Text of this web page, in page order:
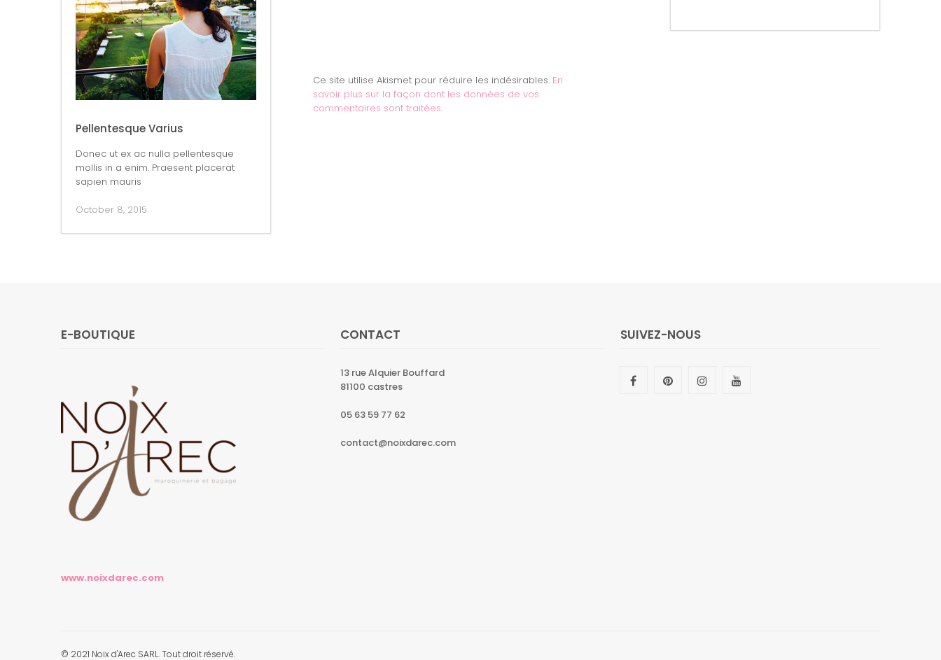
Pellentesque Varius
Donec ut ex ac nulla pellentesque
mollis in a enim. Praesent placerat
sapien mauris
October 8, 2015
Ce site utilise Akismet pour réduire les indésirables. En
savoir plus sur la façon dont les données de vos
commentaires sont traitées.
E-BOUTIQUE
www.noixdarec.com
CONTACT
13 rue Alquier Bouffard
81100 castres
05 63 59 77 62
contact@noixdarec.com
SUIVEZ-NOUS
© 2021 Noix d'Arec SARL. Tout droit réservé.